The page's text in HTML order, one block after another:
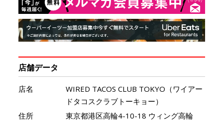
店舗データ
店名
WIRED TACOS CLUB TOKYO（ワイアー
ドタコスクラブトーキョー）
住所
東京都港区高輪4-10-18 ウィング高輪